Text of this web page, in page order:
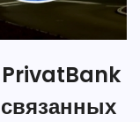
PrivatBank